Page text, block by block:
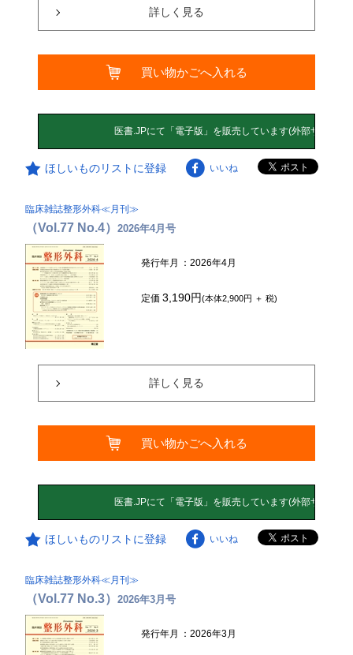
詳しく見る
買い物かごへ入れる
ほしいものリストに登録 いいね
臨床雑誌整形外科≪月刊≫
（Vol.77 No.4）2026年4月号
発行年月 ：2026年4月
定価3,190円(本体2,900円 ＋ 税)
詳しく見る
買い物かごへ入れる
ほしいものリストに登録 いいね
臨床雑誌整形外科≪月刊≫
（Vol.77 No.3）2026年3月号
発行年月 ：2026年3月